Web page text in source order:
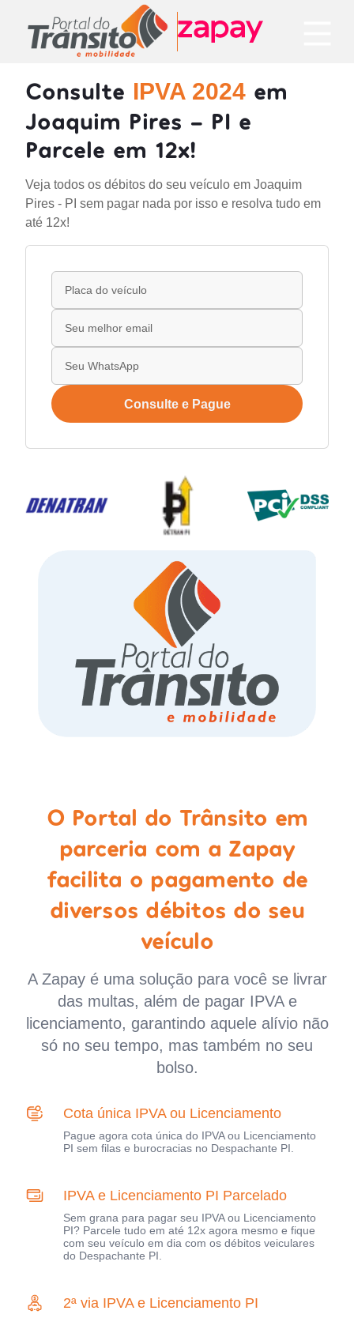
Consulte IPVA 2024 em
Joaquim Pires - PI e
Parcele em 12x!
Veja todos os débitos do seu veículo em Joaquim
Pires - PI sem pagar nada por isso e resolva tudo em
até 12x!
Consulte e Pague
O Portal do Trânsito em
parceria com a Zapay
facilita o pagamento de
diversos débitos do seu
veículo
A Zapay é uma solução para você se livrar
das multas, além de pagar IPVA e
licenciamento, garantindo aquele alívio não
só no seu tempo, mas também no seu
bolso.
Cota única IPVA ou Licenciamento
Pague agora cota única do IPVA ou Licenciamento
PI sem filas e burocracias no Despachante PI.
IPVA e Licenciamento PI Parcelado
Sem grana para pagar seu IPVA ou Licenciamento
PI? Parcele tudo em até 12x agora mesmo e fique
com seu veículo em dia com os débitos veiculares
do Despachante PI.
2ª via IPVA e Licenciamento PI